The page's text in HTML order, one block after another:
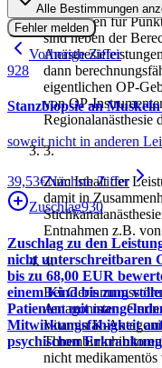
Leistungen für
sind neben der
dann
eigentlichen OP-
von OP-
Regionalanästhesie
3.
Zum Inhalt der
damit in
Entnahmen z.B.
4.
Bei
Antagonisten,
Vitamin K-
nicht medikamentös
Alle Bestimmungen
Fehler melden
Vorherige Ziffer
928
Stanzbiopsie an
soweit nicht in anderen
39,53€Nächste Ziffer
Zuschlag930
Zuschlag zu den
nicht unterschreitbaren
bis zu 68,00 EUR
einem Kind bis zum
Patienten mit
Mitwirkungsfähigkeit
psychischen Erkrankung